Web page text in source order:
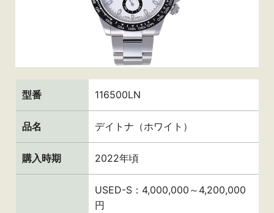
型番 116500LN
品名 デイトナ（ホワイト）
購入時期 2022年頃
USED-S：4,000,000～4,200,000
円